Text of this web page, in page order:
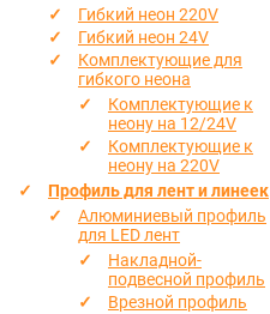
Гибкий неон 220V
Гибкий неон 24V
Комплектующие для
гибкого неона
Комплектующие к
неону на 12/24V
Комплектующие к
неону на 220V
Профиль для лент и линеек
Алюминиевый профиль
для LED лент
Накладной-
подвесной профиль
Врезной профиль